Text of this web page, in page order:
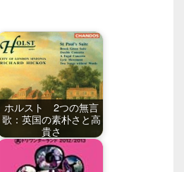
ホルスト 2つの無言
歌：英国の素朴さと高
貴さ